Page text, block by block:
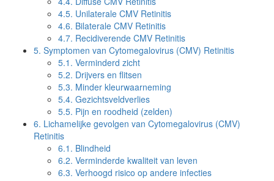
4.5. Unilaterale CMV Retinitis
4.6. Bilaterale CMV Retinitis
4.7. Recidiverende CMV Retinitis
5. Symptomen van Cytomegalovirus (CMV) Retinitis
5.1. Verminderd zicht
5.2. Drijvers en flitsen
5.3. Minder kleurwaarneming
5.4. Gezichtsveldverlies
5.5. Pijn en roodheid (zelden)
6. Lichamelijke gevolgen van Cytomegalovirus (CMV)
Retinitis
6.1. Blindheid
6.2. Verminderde kwaliteit van leven
6.3. Verhoogd risico op andere infecties